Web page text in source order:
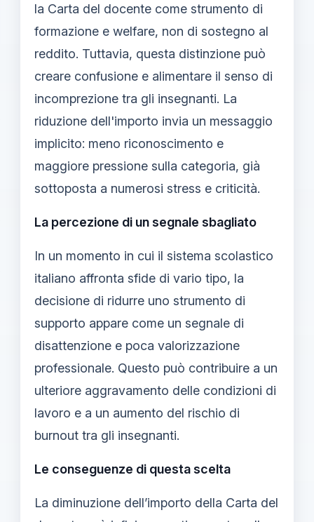
la Carta del docente come strumento di
formazione e welfare, non di sostegno al
reddito. Tuttavia, questa distinzione può
creare confusione e alimentare il senso di
incomprezione tra gli insegnanti. La
riduzione dell'importo invia un messaggio
implicito: meno riconoscimento e
maggiore pressione sulla categoria, già
sottoposta a numerosi stress e criticità.
La percezione di un segnale sbagliato
In un momento in cui il sistema scolastico
italiano affronta sfide di vario tipo, la
decisione di ridurre uno strumento di
supporto appare come un segnale di
disattenzione e poca valorizzazione
professionale. Questo può contribuire a un
ulteriore aggravamento delle condizioni di
lavoro e a un aumento del rischio di
burnout tra gli insegnanti.
Le conseguenze di questa scelta
La diminuzione dell’importo della Carta del